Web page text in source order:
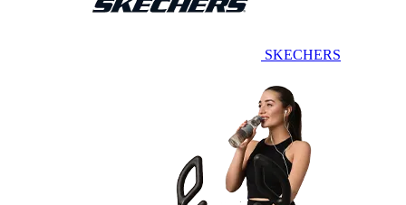
SKECHERS